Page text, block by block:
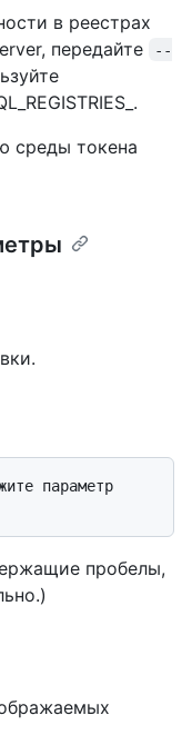
в реестрах
передайте
--
среды токена
пробелы,